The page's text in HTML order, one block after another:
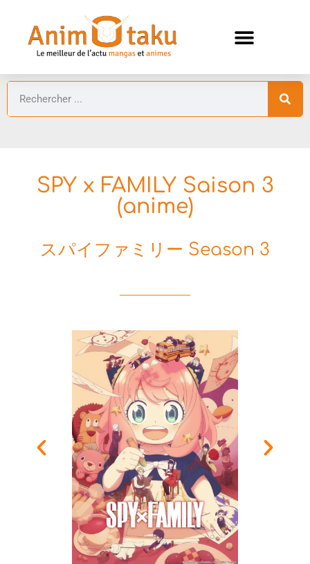
SPY x FAMILY Saison 3
(anime)
スパイファミリー Season 3